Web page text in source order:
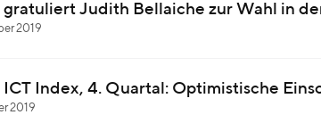
2019
gratuliert Judith Bellaiche zur Wahl in
2019
ICT Index, 4. Quartal: Optimistische